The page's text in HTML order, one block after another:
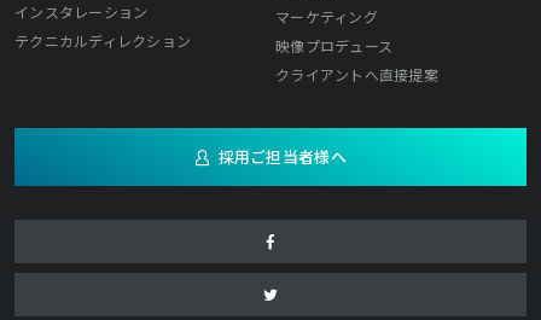
インスタレーション
テクニカルディレクション
マーケティング
映像プロデュース
クライアントへ直接提案
採用ご担当者様へ